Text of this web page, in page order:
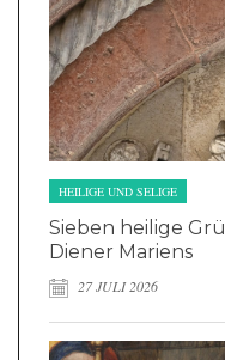
HEILIGE UND SELIGE
Sieben heilige
Diener Mariens
27 JULI 2026